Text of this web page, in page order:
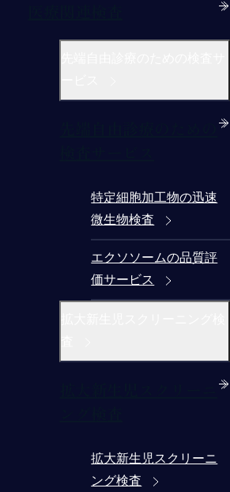
特定細胞加工物の迅速
微生物検査
エクソソームの品質評
価サービス
拡大新生児スクリーニ
ング検査